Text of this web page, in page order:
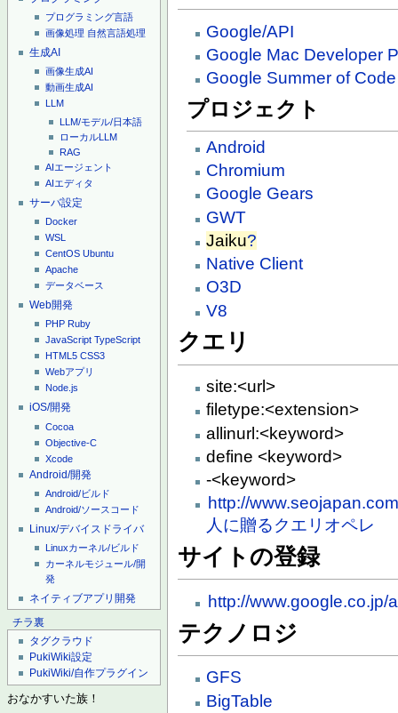
プログラミング言語
画像処理 自然言語処理
生成AI
画像生成AI
動画生成AI
LLM
LLM/モデル/日本語
ローカルLLM
RAG
AIエージェント
AIエディタ
サーバ設定
Docker
WSL
CentOS Ubuntu
Apache
データベース
Web開発
PHP Ruby
JavaScript TypeScript
HTML5 CSS3
Webアプリ
Node.js
iOS/開発
Cocoa
Objective-C
Xcode
Android/開発
Android/ビルド
Android/ソースコード
Linux/デバイスドライバ
Linuxカーネル/ビルド
カーネルモジュール/開
発
ネイティブアプリ開発
チラ裏
タグクラウド
PukiWiki設定
PukiWiki/自作プラグイン
おなかすいた族！
Google/API
Google Mac Developer
Google Summer of Code
プロジェクト
Android
Chromium
Google Gears
GWT
Jaiku?
Native Client
O3D
V8
クエリ
site:<url>
filetype:<extension>
allinurl:<keyword>
define <keyword>
-<keyword>
http://
人に贈るクエリオペレ
サイトの登録
http://www.google.co.jp/
テクノロジ
GFS
BigTable